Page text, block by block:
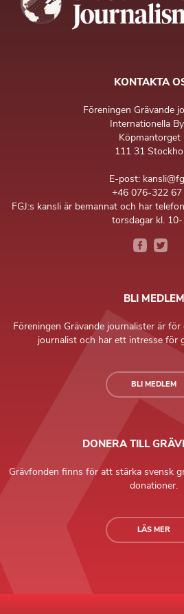
KONTAKTA
Föreningen Grävande
Internationella
Köpmantorget
111 31
E-post:
+46 076-322
FGJ:s kansli är bemannat och har
torsdagar kl.
BLI MEDLEM
Föreningen Grävande journalister är
journalist och har ett intresse för
BLI MEDLEM
DONERA TILL
Grävfonden finns för att stärka svensk
donationer.
LÄS MER